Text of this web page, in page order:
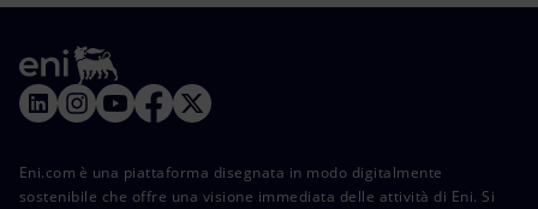
Eni.com è una piattaforma disegnata in modo digitalmente
sostenibile che offre una visione immediata delle attività di Eni. Si